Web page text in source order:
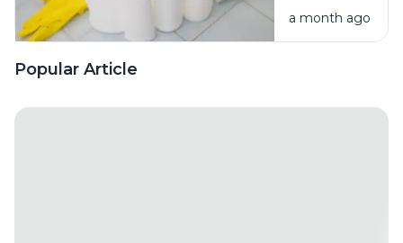
Bahan
Pembersih
a month ago
Popular Article